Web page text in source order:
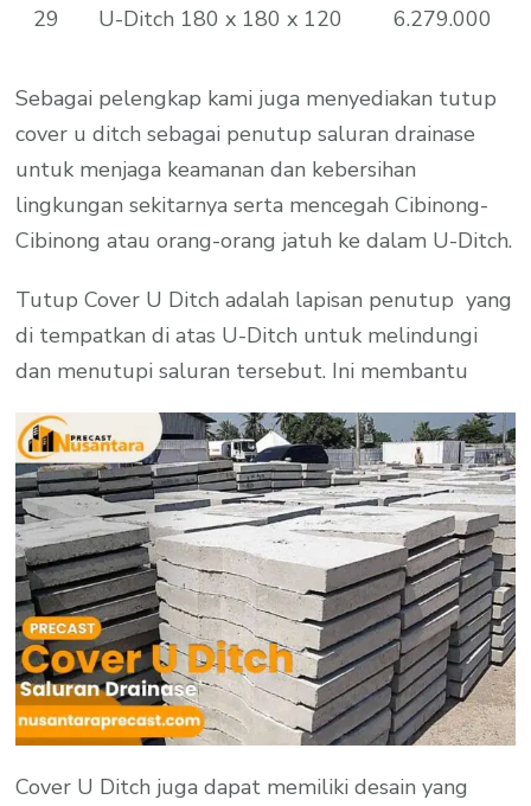
29 U-Ditch 180 x 180 x 120 6.279.000
Sebagai pelengkap kami juga menyediakan tutup
cover u ditch sebagai penutup saluran drainase
untuk menjaga keamanan dan kebersihan
lingkungan sekitarnya serta mencegah Cibinong-
Cibinong atau orang-orang jatuh ke dalam U-Ditch.
Tutup Cover U Ditch adalah lapisan penutup yang
di tempatkan di atas U-Ditch untuk melindungi
dan menutupi saluran tersebut. Ini membantu
Cover U Ditch juga dapat memiliki desain yang